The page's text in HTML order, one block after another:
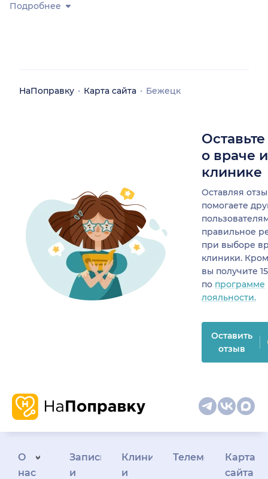
Подробнее
НаПоправку Карта сайта Бежецк
о враче
клинике
Оставляя
помогаете
правильное
при выборе
клиники.
вы получите
по программе
лояльности.
Оставить
отзыв
О
нас
Запись
и
Клиникам
и
Телемедицина
Карта
сайта